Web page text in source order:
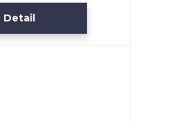
Detail